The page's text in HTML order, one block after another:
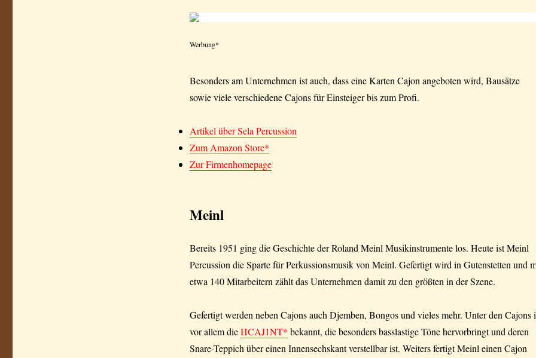
Werbung*
Besonders am Unternehmen ist auch, dass eine Karten Cajon angeboten wird, Bausätze
sowie viele verschiedene Cajons für Einsteiger bis zum Profi.
Artikel über Sela Percussion
Zum Amazon Store*
Zur Firmenhomepage
Meinl
Bereits 1951 ging die Geschichte der Roland Meinl Musikinstrumente los. Heute ist Meinl
Percussion die Sparte für Perkussionsmusik von Meinl. Gefertigt wird in Gutenstetten und
etwa 140 Mitarbeitern zählt das Unternehmen damit zu den größten in der Szene.
Gefertigt werden neben Cajons auch Djemben, Bongos und vieles mehr. Unter den Cajons
vor allem dieHCAJ1NT* bekannt, die besonders basslastige Töne hervorbringt und deren
Snare-Teppich über einen Innensechskant verstellbar ist. Weiters fertigt Meinl einen Cajon